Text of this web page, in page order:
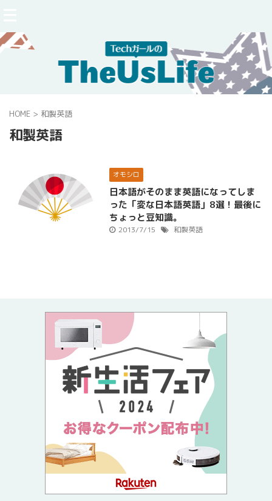
HOME > 和製英語
和製英語
オモシロ
日本語がそのまま英語になってしま
った「変な日本語英語」8選！最後に
ちょっと豆知識。
2013/7/15 和製英語